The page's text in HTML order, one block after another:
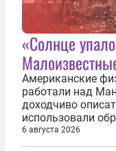
«Солнце
Американские
работали над
доходчиво
использовали
тысячи солнц
японских
6 августа 2026